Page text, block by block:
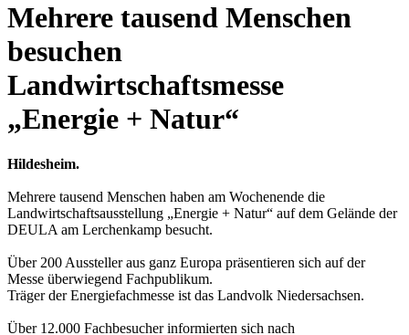
Mehrere tausend Menschen
besuchen
Landwirtschaftsmesse
„Energie + Natur“
Hildesheim.
Mehrere tausend Menschen haben am Wochenende die
Landwirtschaftsausstellung „Energie + Natur“ auf dem Gelände der
DEULA am Lerchenkamp besucht.
Über 200 Aussteller aus ganz Europa präsentieren sich auf der
Messe überwiegend Fachpublikum.
Träger der Energiefachmesse ist das Landvolk Niedersachsen.
Über 12.000 Fachbesucher informierten sich nach